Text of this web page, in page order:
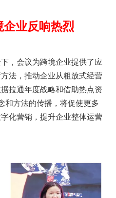
企业反响热烈
，会议为跨境企业提供了应
法，推动企业从粗放式经营
拉通年度战略和借助热点资
和方法的传播，将促使更多
化营销，提升企业整体运营